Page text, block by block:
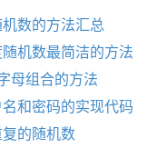
数的方法汇总
机数最简洁的方法
母组合的方法
和密码的实现代码
的随机数